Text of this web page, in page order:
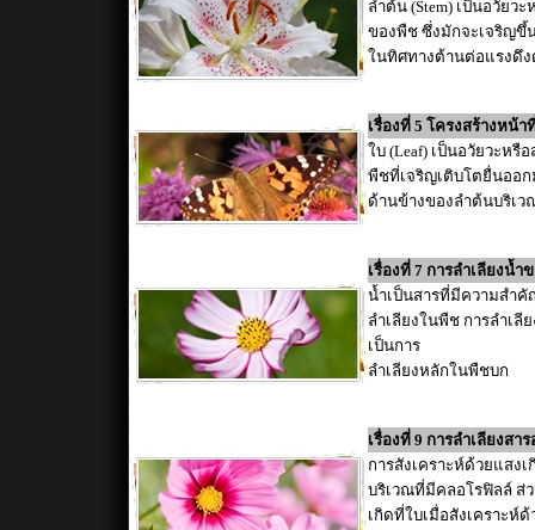
ลำต้น (Stem) เป็นอวัยวะ
ของพืช ซึ่งมักจะเจริญขึ้
ในทิศทางต้านต่อแรงดึ
เรื่องที่ 5 โครงสร้างหน้า
ใบ (Leaf) เป็นอวัยวะหรื
พืชที่เจริญเติบโตยื่นออก
ด้านข้างของลำต้นบริเว
เรื่องที่ 7 การลำเลียงน้ำ
น้ำเป็นสารที่มีความสำคั
ลำเลียงในพืช การลำเลี
เป็นการ
ลำเลียงหลักในพืชบก
เรื่องที่ 9 การลำเลียงสา
การสังเคราะห์ด้วยแสง
บริเวณที่มีคลอโรฟิลล์ ส่
เกิดที่ใบเมื่อสังเคราะห์